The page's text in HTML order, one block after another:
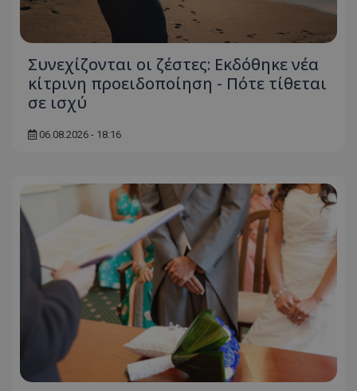
Συνεχίζονται οι ζέστες: Εκδόθηκε νέα
κίτρινη προειδοποίηση - Πότε τίθεται
σε ισχύ
06.08.2026 - 18:16